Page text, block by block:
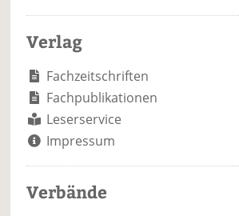
Verlag
Fachzeitschriften
Fachpublikationen
Leserservice
Impressum
Verbände